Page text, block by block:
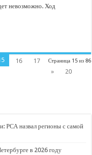
невозможно. Ход
Страница 15 из 86
16
17
»
20
РСА назвал регионы с самой
в 2026 году